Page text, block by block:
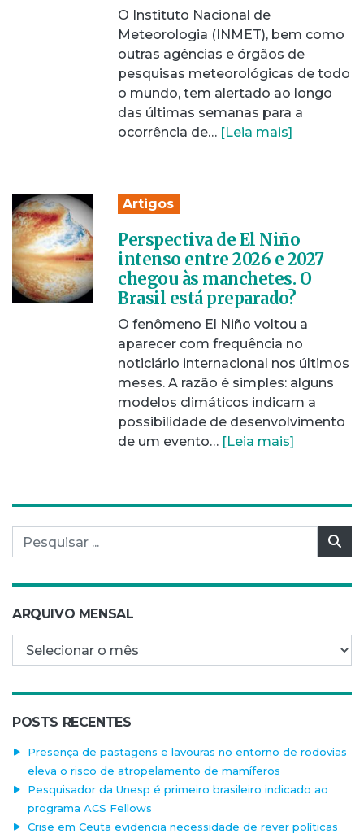
O Instituto Nacional de
Meteorologia (INMET), bem como
outras agências e órgãos de
pesquisas meteorológicas de todo
o mundo, tem alertado ao longo
das últimas semanas para a
ocorrência de… [Leia mais]
Artigos
Perspectiva de El Niño
intenso entre 2026 e 2027
chegou às manchetes. O
Brasil está preparado?
O fenômeno El Niño voltou a
aparecer com frequência no
noticiário internacional nos últimos
meses. A razão é simples: alguns
modelos climáticos indicam a
possibilidade de desenvolvimento
de um evento… [Leia mais]
Pesquisar por:
ARQUIVO MENSAL
Arquivo mensal
POSTS RECENTES
Presença de pastagens e lavouras no entorno de rodovias
eleva o risco de atropelamento de mamíferos
Pesquisador da Unesp é primeiro brasileiro indicado ao
programa ACS Fellows
Crise em Ceuta evidencia necessidade de rever políticas